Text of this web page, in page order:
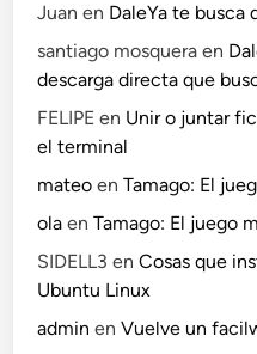
Juan en DaleYa te busca
santiago mosquera en
descarga directa que
FELIPE en Unir o juntar
el terminal
mateo enTamago: El
ola enTamago: El juego
SIDELL3 enCosas que
Ubuntu Linux
admin enVuelve un